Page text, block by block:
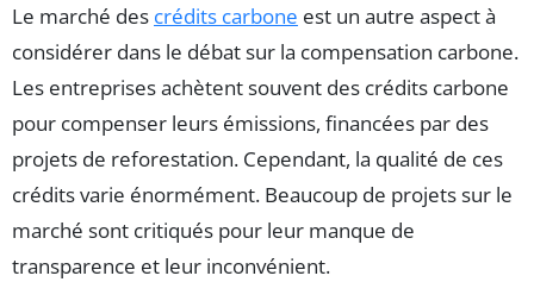
Le marché des crédits carbone est un autre aspect à
considérer dans le débat sur la compensation carbone.
Les entreprises achètent souvent des crédits carbone
pour compenser leurs émissions, financées par des
projets de reforestation. Cependant, la qualité de ces
crédits varie énormément. Beaucoup de projets sur le
marché sont critiqués pour leur manque de
transparence et leur inconvénient.